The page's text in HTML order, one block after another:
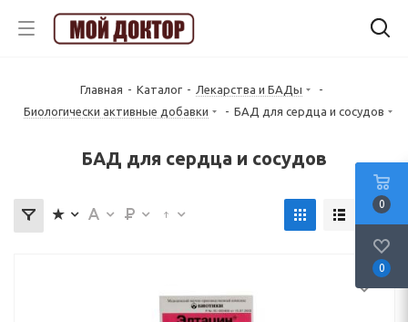
Главная - Каталог - Лекарства и БАДы
-
Биологически активные добавки
- БАД для сердца и сосудов
БАД для сердца и сосудов
0
0